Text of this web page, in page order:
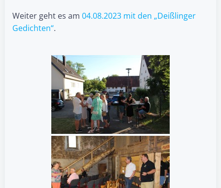
Weiter geht es am 04.08.2023 mit den „Deißlinger
Gedichten“.